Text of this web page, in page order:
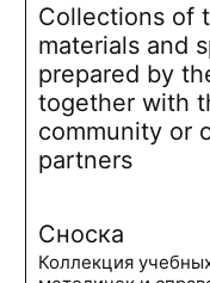
Collections of
materials and
prepared by
together with
community or
partners
Сноска
Коллекция